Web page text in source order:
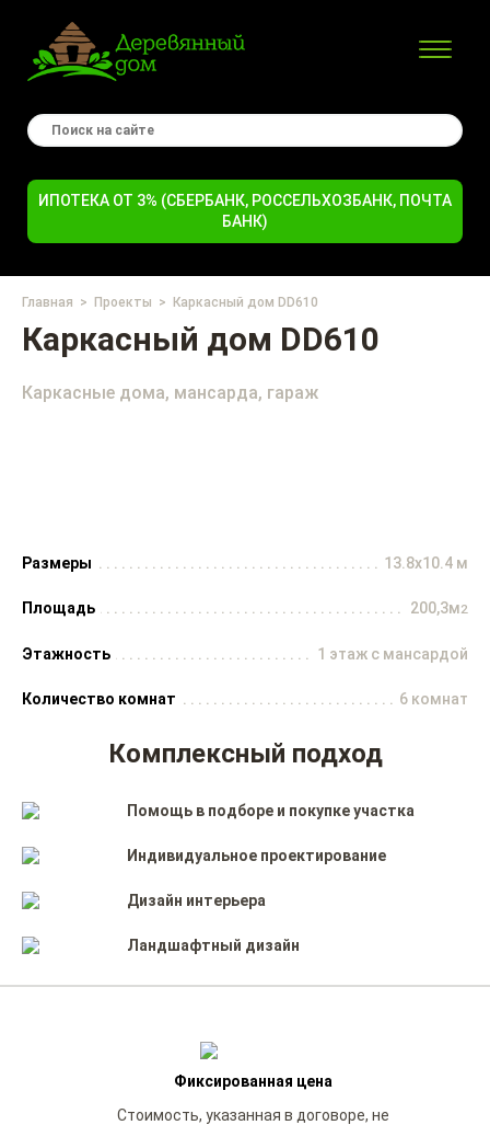
ИПОТЕКА ОТ 3% (СБЕРБАНК, РОССЕЛЬХОЗБАНК, ПОЧТА
БАНК)
Главная Проекты Каркасный дом DD610
Каркасный дом DD610
Каркасные дома, мансарда, гараж
Размеры 13.8x10.4 м
Площадь 200,3м2
Этажность 1 этаж с мансардой
Количество комнат 6 комнат
Комплексный подход
Помощь в подборе и покупке участка
Индивидуальное проектирование
Дизайн интерьера
Ландшафтный дизайн
Фиксированная цена
Стоимость, указанная в договоре, не